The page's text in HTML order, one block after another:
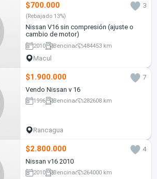
$700.000 3
(Rebajado 13%)
Nissan V16 sin compresión (ajuste o
cambio de motor)
2010 Bencina 484453 km
Macul
$1.900.000
7
Vendo Nissan v 16
1996 Bencina 282608 km
Rancagua
$2.800.000
4
Nissan v16 2010
2010 Bencina 264000 km